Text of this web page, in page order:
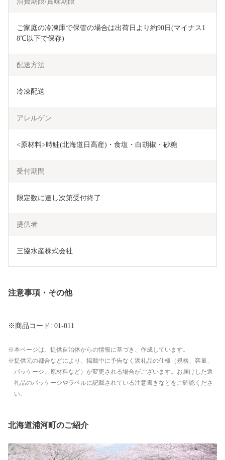
ご家庭の冷凍庫で保管の場合は出荷日より約90日(マイナス1
8℃以下で保存)
配送方法
冷凍配送
アレルゲン
<原材料>時鮭(北海道日高産)・食塩・白胡椒・砂糖
受付期間
限定数に達し次第受付終了
提供者
三協水産株式会社
注意事項・その他
※商品コード: 01-011
本ページは、提供自治体からの情報に基づき、作成しています。
提供元の都合などにより、掲載中に予告なく返礼品の仕様（規格、容量、
パッケージ、原材料など）が変更される場合がございます。お届けした返
礼品のパッケージやラベルに記載されている注意書きなどをご確認くださ
い。
北海道浦河町のご紹介